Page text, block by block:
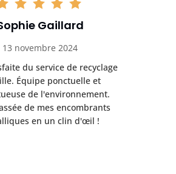
Gaillard
13 novembre 2024
du service de recyclage
Équipe ponctuelle et
de l'environnement.
de mes encombrants
en un clin d'œil !